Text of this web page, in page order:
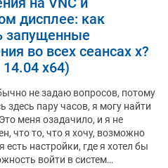
дисплее: как
запущенные
во всех сеансах x?
x64)
не задаю вопросов, потому
здесь пару часов, я могу найти
меня озадачило, и я не
что то, что я хочу, возможно
есть настройки, где я хотел бы
войти в систем…